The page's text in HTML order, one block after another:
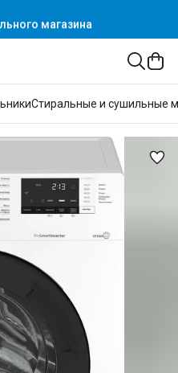
магазина
Стиральные и сушильные